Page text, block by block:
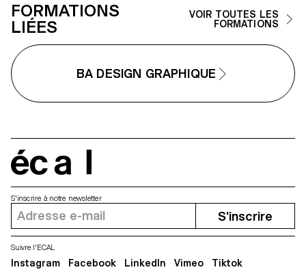
FORMATIONS
LIÉES
VOIR TOUTES LES
FORMATIONS
BA DESIGN GRAPHIQUE
S'inscrire à notre newsletter
S'inscrire
Suivre l'ECAL
Instagram Facebook LinkedIn Vimeo Tiktok